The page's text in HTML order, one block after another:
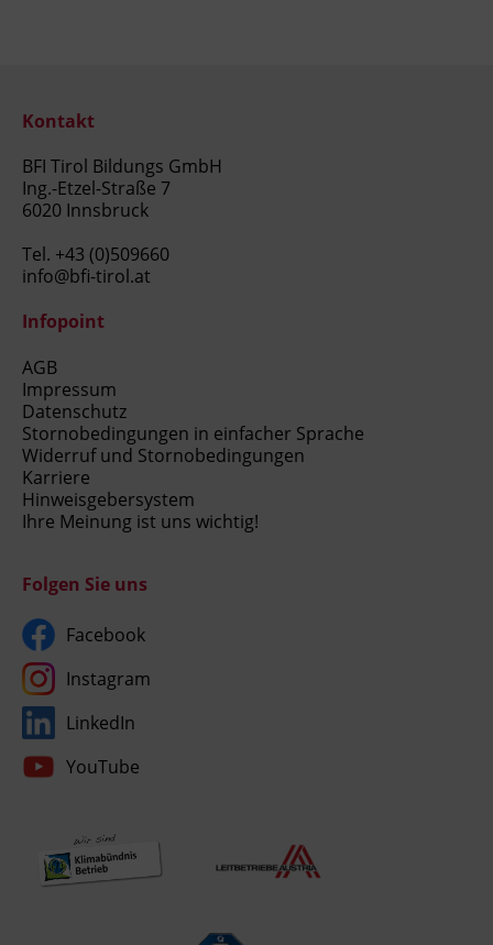
Kontakt
BFI Tirol Bildungs GmbH
Ing.-Etzel-Straße 7
6020 Innsbruck
Tel. +43 (0)509660
info@bfi-tirol.at
Infopoint
AGB
Impressum
Datenschutz
Stornobedingungen in einfacher Sprache
Widerruf und Stornobedingungen
Karriere
Hinweisgebersystem
Ihre Meinung ist uns wichtig!
Folgen Sie uns
Facebook
Instagram
LinkedIn
YouTube